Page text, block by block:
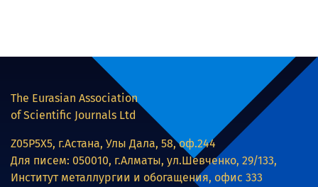
The Eurasian Association
of Scientific Journals Ltd
Z05P5X5, г.Астана, Улы Дала, 58, оф.244
Для писем: 050010, г.Алматы, ул.Шевченко, 29/133,
Институт металлургии и обогащения, офис 333